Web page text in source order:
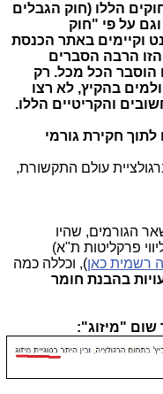
הללו (חוק הגבלים
על פי "חוק
וקיימים באתר הכנסת
הרבה הסברים
הוסבר הכל מכל. רק
בהקיץ, לא רצו
והקריטיים הללו.
חקירת גורמי
עולם התקשורת,
הגורמים, שהיו
פרקליטות ת"א)
רשמית כאן), וכללה כמה
בהבנת חומר
"מיזוג":